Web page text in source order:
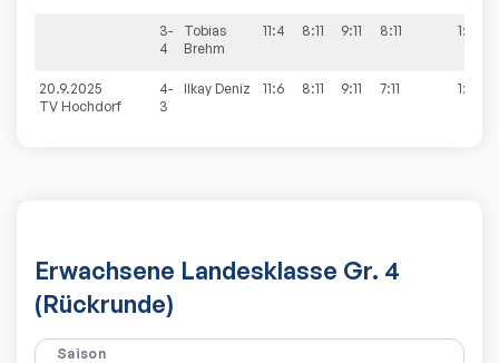
3-
4
Tobias
Brehm
11:4 8:11 9:11 8:11 1:3
20.9.2025
TV Hochdorf
4-
3
Ilkay Deniz 11:6 8:11 9:11 7:11 1:3
Erwachsene Landesklasse Gr. 4
(Rückrunde)
Saison